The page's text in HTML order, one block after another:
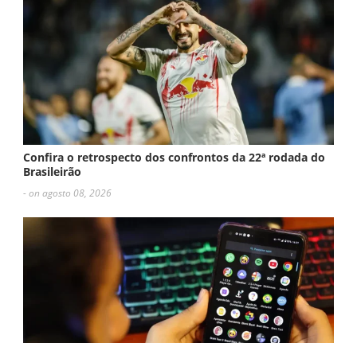
Confira o retrospecto dos confrontos da 22ª rodada do
Brasileirão
- on agosto 08, 2026